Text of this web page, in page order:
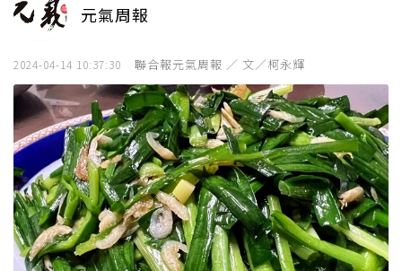
元氣周報
2024-04-14 10:37:30 聯合報元氣周報 ／ 文／柯永輝